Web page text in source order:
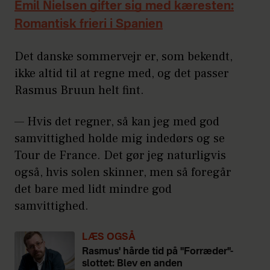
Emil Nielsen gifter sig med kæresten:
Romantisk frieri i Spanien
Det danske sommervejr er, som bekendt,
ikke altid til at regne med, og det passer
Rasmus Bruun helt fint.
— Hvis det regner, så kan jeg med god
samvittighed holde mig indedørs og se
Tour de France. Det gør jeg naturligvis
også, hvis solen skinner, men så foregår
det bare med lidt mindre god
samvittighed.
LÆS OGSÅ
Rasmus' hårde tid på "Forræder"-
slottet: Blev en anden